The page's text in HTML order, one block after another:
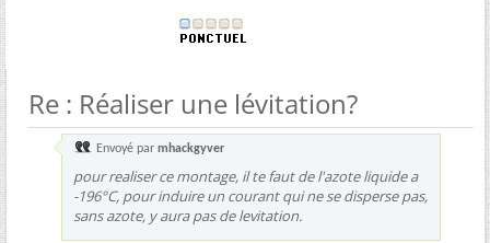
Re : Réaliser une lévitation?
Envoyé par mhackgyver
pour realiser ce montage, il te faut de l'azote liquide a
-196°C, pour induire un courant qui ne se disperse pas,
sans azote, y aura pas de levitation.